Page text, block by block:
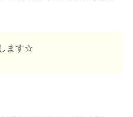
ます☆